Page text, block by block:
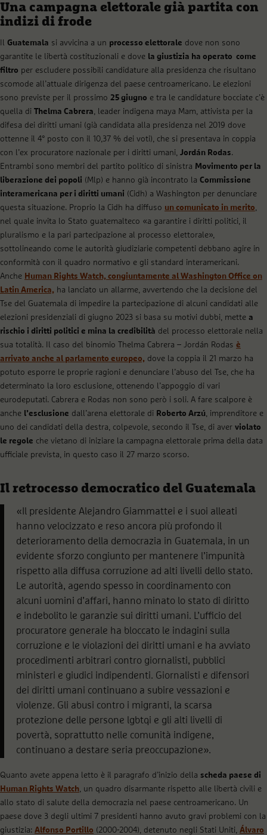
Una campagna elettorale già partita con
indizi di frode
Guatemala si avvicina a un processo elettorale dove non sono
garantite le libertà costituzionali e dove la giustizia ha operato come
filtro per escludere possibili candidature alla presidenza che risultano
scomode all’attuale dirigenza del paese centroamericano. Le elezioni
sono previste per il prossimo 25 giugno e tra le candidature bocciate c’è
quella di Thelma Cabrera , leader indigena maya Mam, attivista per la
difesa dei diritti umani (già candidata alla presidenza nel 2019 dove
ottenne il 4° posto con il 10,37 % dei voti), che si presentava in coppia
con l’ex procuratore nazionale per i diritti umani, Jordán Rodas.
Entrambi sono membri del partito politico di sinistra Movimento per la
liberazione dei popoli (Mlp) e hanno già incontrato la Commissione
interamericana per i diritti umani (Cidh) a Washington per denunciare
questa situazione. Proprio la Cidh ha diffuso un comunicato in merito
nel quale invita lo Stato guatemalteco «a garantire i diritti politici, il
pluralismo e la pari partecipazione al processo elettorale»,
sottolineando come le autorità giudiziarie competenti debbano agire in
conformità con il quadro normativo e gli standard interamericani.
Anche Human Rights Watch, congiuntamente al Washington Office on
Latin America, ha lanciato un allarme, avvertendo che la decisione del
Tse del Guatemala di impedire la partecipazione di alcuni candidati alle
elezioni presidenziali di giugno 2023 si basa su motivi dubbi, mette a
rischio i diritti politici e mina la credibilità del processo elettorale nella
sua totalità. Il caso del binomio Thelma Cabrera – Jordán Rodas è
arrivato anche al parlamento europeo, dove la coppia il 21 marzo ha
potuto esporre le proprie ragioni e denunciare l’abuso del Tse, che ha
determinato la loro esclusione, ottenendo l’appoggio di vari
eurodeputati. Cabrera e Rodas non sono però i soli. A fare scalpore è
anche l’esclusione dall’arena elettorale di Roberto Arzú , imprenditore e
uno dei candidati della destra, colpevole, secondo il Tse, di aver violato
le regole che vietano di iniziare la campagna elettorale prima della data
ufficiale prevista, in questo caso il 27 marzo scorso.
Il retrocesso democratico del Guatemala
«Il presidente Alejandro Giammattei e i suoi alleati
hanno velocizzato e reso ancora più profondo il
deterioramento della democrazia in Guatemala, in un
evidente sforzo congiunto per mantenere l’impunità
rispetto alla diffusa corruzione ad alti livelli dello stato.
Le autorità, agendo spesso in coordinamento con
alcuni uomini d’affari, hanno minato lo stato di diritto
e indebolito le garanzie sui diritti umani. L’ufficio del
procuratore generale ha bloccato le indagini sulla
corruzione e le violazioni dei diritti umani e ha avviato
procedimenti arbitrari contro giornalisti, pubblici
ministeri e giudici indipendenti. Giornalisti e difensori
dei diritti umani continuano a subire vessazioni e
violenze. Gli abusi contro i migranti, la scarsa
protezione delle persone lgbtqi e gli alti livelli di
povertà, soprattutto nelle comunità indigene,
continuano a destare seria preoccupazione».
Quanto avete appena letto è il paragrafo d’inizio della scheda paese di
Human Rights Watch , un quadro disarmante rispetto alle libertà civili e
allo stato di salute della democrazia nel paese centroamericano. Un
paese dove 3 degli ultimi 7 presidenti hanno avuto gravi problemi con la
giustizia: Alfonso Portillo (2000-2004), detenuto negli Stati Uniti, Álvaro